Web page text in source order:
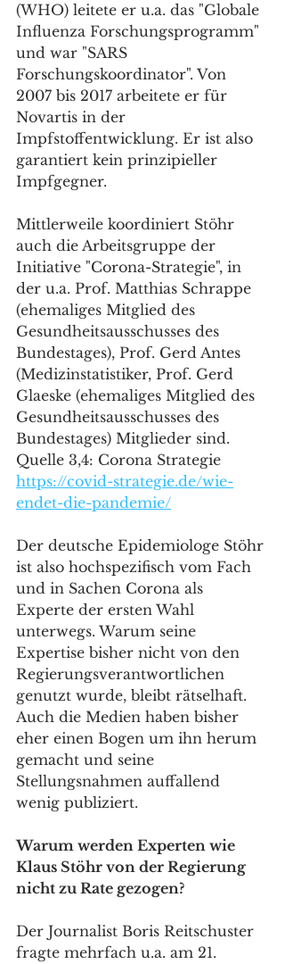
(WHO) leitete er u.a. das "Globale
Influenza Forschungsprogramm"
und war "SARS
Forschungskoordinator". Von
2007 bis 2017 arbeitete er für
Novartis in der
Impfstoffentwicklung. Er ist also
garantiert kein prinzipieller
Impfgegner.
Mittlerweile koordiniert Stöhr
auch die Arbeitsgruppe der
Initiative "Corona-Strategie", in
der u.a. Prof. Matthias Schrappe
(ehemaliges Mitglied des
Gesundheitsausschusses des
Bundestages), Prof. Gerd Antes
(Medizinstatistiker, Prof. Gerd
Glaeske (ehemaliges Mitglied des
Gesundheitsausschusses des
Bundestages) Mitglieder sind.
Quelle 3,4: Corona Strategie
https://covid-strategie.de/wie-
endet-die-pandemie/
Der deutsche Epidemiologe Stöhr
ist also hochspezifisch vom Fach
und in Sachen Corona als
Experte der ersten Wahl
unterwegs. Warum seine
Expertise bisher nicht von den
Regierungsverantwortlichen
genutzt wurde, bleibt rätselhaft.
Auch die Medien haben bisher
eher einen Bogen um ihn herum
gemacht und seine
Stellungsnahmen auffallend
wenig publiziert.
Warum werden Experten wie
Klaus Stöhr von der Regierung
nicht zu Rate gezogen?
Der Journalist Boris Reitschuster
fragte mehrfach u.a. am 21.